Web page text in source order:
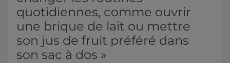
quotidiennes, comme ouvrir
une brique de lait ou mettre
son jus de fruit préféré dans
son sac à dos »